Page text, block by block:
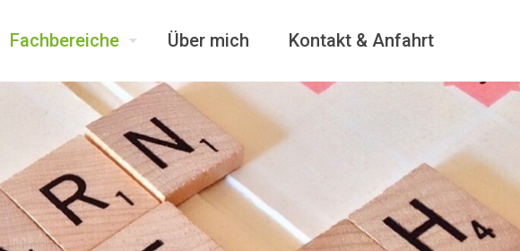
Fachbereiche Über mich Kontakt & Anfahrt